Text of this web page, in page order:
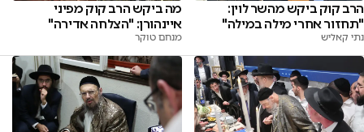
הרב קוק ביקש מהשר לוין:
"תחזור אחרי מילה במילה"
נתי קאליש
מה ביקש הרב קוק מפיני
איינהורן: "הצלחה אדירה"
מנחם טוקר